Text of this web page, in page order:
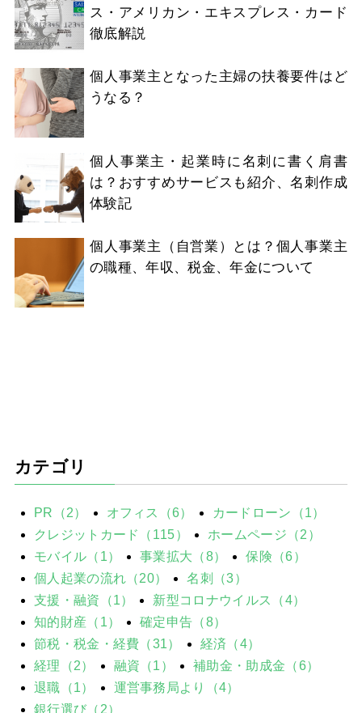
ス・アメリカン・エキスプレス・カード
徹底解説
個人事業主となった主婦の扶養要件はど
うなる？
個人事業主・起業時に名刺に書く肩書
は？おすすめサービスも紹介、名刺作成
体験記
個人事業主（自営業）とは？個人事業主
の職種、年収、税金、年金について
カテゴリ
PR（2） オフィス（6）
カードローン（1）
クレジットカード（115）
ホームページ（2）
モバイル（1）
事業拡大（8）
保険（6）
個人起業の流れ（20）
名刺（3）
支援・融資（1）
新型コロナウイルス（4）
知的財産（1）
確定申告（8）
節税・税金・経費（31）
経済（4）
経理（2）
融資（1）
補助金・助成金（6）
退職（1）
運営事務局より（4）
銀行選び（2）